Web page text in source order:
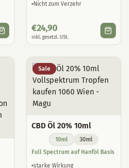
Nicht zum Verzehr
€24,90
inkl. gesetzl. USt.
Sale
CBD Öl 20% 10ml
10ml
30ml
Full Spectrum auf Hanföl Basis
starke Wirkung